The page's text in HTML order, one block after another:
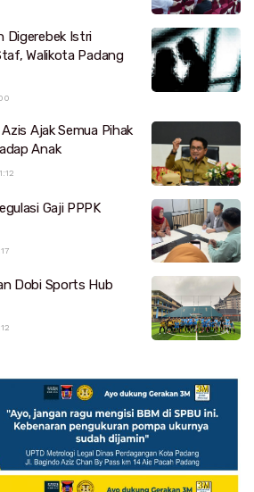
Digerebek Istri
Walikota Padang
Ajak Semua Pihak
Anak
Gaji PPPK
Dobi Sports Hub